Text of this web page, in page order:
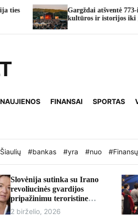
773-iąjį gimtadienį: nuo
iki įspūdingų koncertų
FINANSAI SPORTAS
#bankas #yra #nuo #Finansų
Slovėnija sutinka su Irano
revoliucinės gvardijos
pripažinimu teroristine
organizacija
2 birželio, 2026